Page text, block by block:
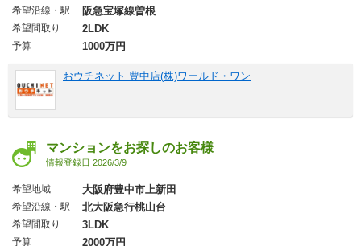
希望沿線・駅 阪急宝塚線曽根
希望間取り 2LDK
予算 1000万円
おウチネット 豊中店(株)ワールド・ワン
マンションをお探しのお客様
情報登録日 2026/3/9
希望地域 大阪府豊中市上新田
希望沿線・駅 北大阪急行桃山台
希望間取り 3LDK
予算 2000万円